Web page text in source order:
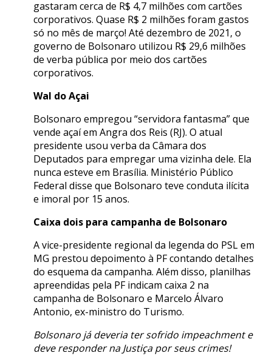
gastaram cerca de R$ 4,7 milhões com cartões
corporativos. Quase R$ 2 milhões foram gastos
só no mês de março! Até dezembro de 2021, o
governo de Bolsonaro utilizou R$ 29,6 milhões
de verba pública por meio dos cartões
corporativos.
Wal do Açai
Bolsonaro empregou “servidora fantasma” que
vende açaí em Angra dos Reis (RJ). O atual
presidente usou verba da Câmara dos
Deputados para empregar uma vizinha dele. Ela
nunca esteve em Brasília. Ministério Público
Federal disse que Bolsonaro teve conduta ilícita
e imoral por 15 anos.
Caixa dois para campanha de Bolsonaro
A vice-presidente regional da legenda do PSL em
MG prestou depoimento à PF contando detalhes
do esquema da campanha. Além disso, planilhas
apreendidas pela PF indicam caixa 2 na
campanha de Bolsonaro e Marcelo Álvaro
Antonio, ex-ministro do Turismo.
Bolsonaro já deveria ter sofrido impeachment e
deve responder na Justiça por seus crimes!